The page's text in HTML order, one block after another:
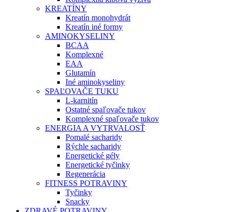
KREATÍNY
Kreatín monohydrát
Kreatín iné formy
AMINOKYSELINY
BCAA
Komplexné
EAA
Glutamín
Iné aminokyseliny
SPAĽOVAČE TUKU
L-karnitín
Ostatné spaľovače tukov
Komplexné spaľovače tukov
ENERGIA A VYTRVALOSŤ
Pomalé sacharidy
Rýchle sacharidy
Energetické gély
Energetické tyčinky
Regenerácia
FITNESS POTRAVINY
Tyčinky
Snacky